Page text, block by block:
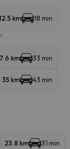
km 18 min
km 33 min
35 km 43 min
23.8 km 31 min